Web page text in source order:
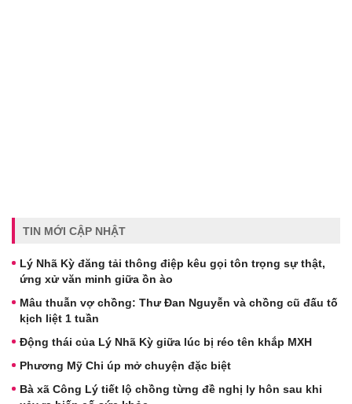
TIN MỚI CẬP NHẬT
Lý Nhã Kỳ đăng tải thông điệp kêu gọi tôn trọng sự thật,
ứng xử văn minh giữa ồn ào
Mâu thuẫn vợ chồng: Thư Đan Nguyễn và chồng cũ đấu tố
kịch liệt 1 tuần
Động thái của Lý Nhã Kỳ giữa lúc bị réo tên khắp MXH
Phương Mỹ Chi úp mở chuyện đặc biệt
Bà xã Công Lý tiết lộ chồng từng đề nghị ly hôn sau khi